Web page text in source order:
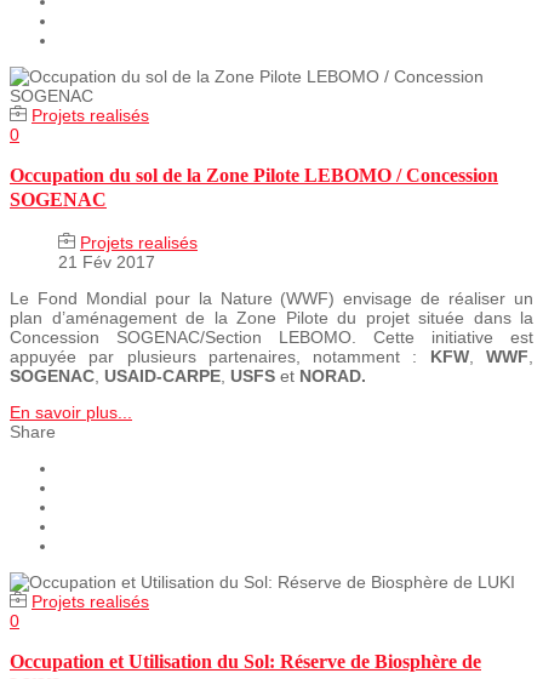
Projets realisés
0
Occupation du sol de la Zone Pilote LEBOMO / Concession
SOGENAC
Projets realisés
21 Fév 2017
Le Fond Mondial pour la Nature (WWF) envisage de réaliser un
plan d’aménagement de la Zone Pilote du projet située dans la
Concession SOGENAC/Section LEBOMO. Cette initiative est
appuyée par plusieurs partenaires, notamment : KFW, WWF
SOGENAC USAID-CARPE USFS et NORAD.
En savoir plus...
Share
Projets realisés
0
Occupation et Utilisation du Sol: Réserve de Biosphère de